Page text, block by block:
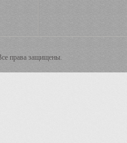
права защищены.